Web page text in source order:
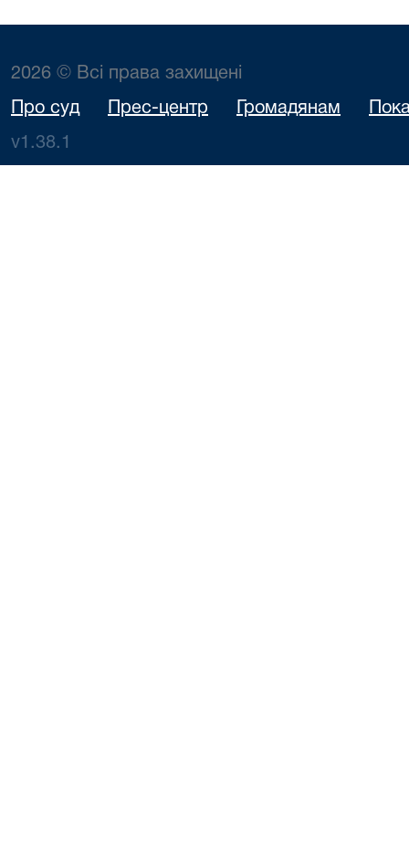
2026 © Всі права захищені
Про суд Прес-центр Громадянам
v1.38.1